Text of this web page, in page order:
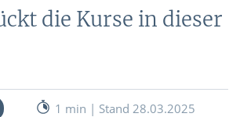
die Kurse in dieser
1 min | Stand 28.03.2025